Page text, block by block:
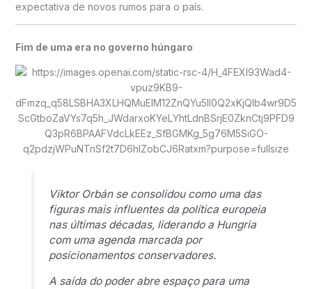
expectativa de novos rumos para o país.
Fim de uma era no governo húngaro
Viktor Orbán se consolidou como uma das
figuras mais influentes da política europeia
nas últimas décadas, liderando a Hungria
com uma agenda marcada por
posicionamentos conservadores.
A saída do poder abre espaço para uma